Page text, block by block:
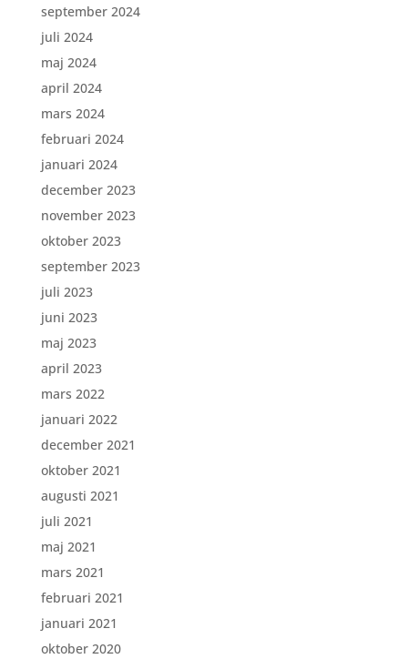
september 2024
juli 2024
maj 2024
april 2024
mars 2024
februari 2024
januari 2024
december 2023
november 2023
oktober 2023
september 2023
juli 2023
juni 2023
maj 2023
april 2023
mars 2022
januari 2022
december 2021
oktober 2021
augusti 2021
juli 2021
maj 2021
mars 2021
februari 2021
januari 2021
oktober 2020